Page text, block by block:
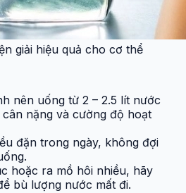
giải hiệu quả cho cơ thể
nên uống từ 2 – 2.5 lít nước
nặng và cường độ hoạt
đặn trong ngày, không đợi
hoặc ra mồ hôi nhiều, hãy
bù lượng nước mất đi.